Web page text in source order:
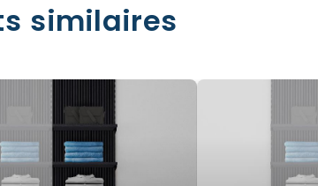
similaires